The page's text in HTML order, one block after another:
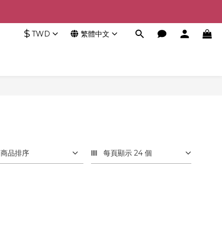
$ TWD 繁體中文
商品排序 每頁顯示 24 個